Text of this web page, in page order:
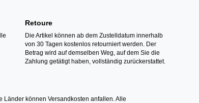
Retoure
Die Artikel können ab dem Zustelldatum innerhalb
von 30 Tagen kostenlos retourniert werden. Der
Betrag wird auf demselben Weg, auf dem Sie die
Zahlung getätigt haben, vollständig zurückerstattet.
können Versandkosten anfallen. Alle